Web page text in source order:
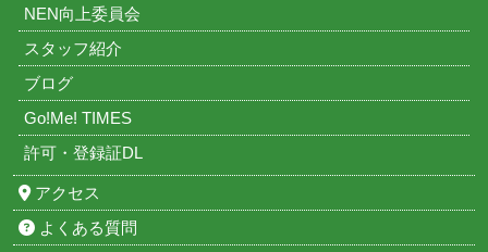
NEN向上委員会
スタッフ紹介
ブログ
Go!Me! TIMES
許可・登録証DL
アクセス
よくある質問